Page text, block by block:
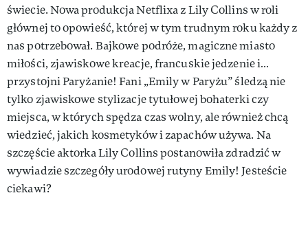
świecie. Nowa produkcja Netflixa z Lily Collins w roli
głównej to opowieść, której w tym trudnym roku każdy z
nas potrzebował. Bajkowe podróże, magiczne miasto
miłości, zjawiskowe kreacje, francuskie jedzenie i…
przystojni Paryżanie! Fani „Emily w Paryżu” śledzą nie
tylko zjawiskowe stylizacje tytułowej bohaterki czy
miejsca, w których spędza czas wolny, ale również chcą
wiedzieć, jakich kosmetyków i zapachów używa. Na
szczęście aktorka Lily Collins postanowiła zdradzić w
wywiadzie szczegóły urodowej rutyny Emily! Jesteście
ciekawi?